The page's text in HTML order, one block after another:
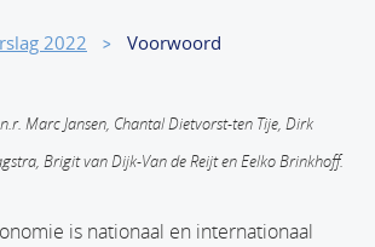
2022 Voorwoord
Marc Jansen, Chantal Dietvorst-ten Tije, Dirk
Brigit van Dijk-Van de Reijt en Eelko Brinkhoff.
is nationaal en internationaal